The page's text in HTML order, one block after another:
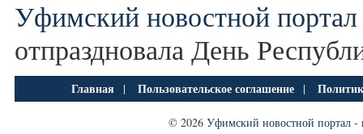
Уфимский новостной портал
отпраздновала День
Главная | Пользовательское соглашение |
© 2026 Уфимский новостной портал -